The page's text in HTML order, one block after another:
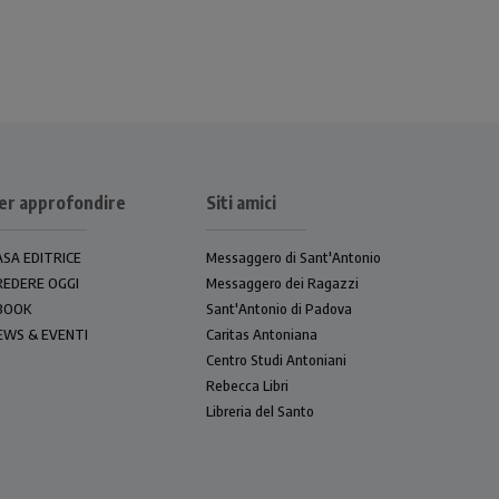
approfondire
EDITRICE
OGGI
& EVENTI
Siti amici
Messaggero di Sant'Antonio
Messaggero dei Ragazzi
Sant'Antonio di Padova
Caritas Antoniana
Centro Studi Antoniani
Rebecca Libri
Libreria del Santo